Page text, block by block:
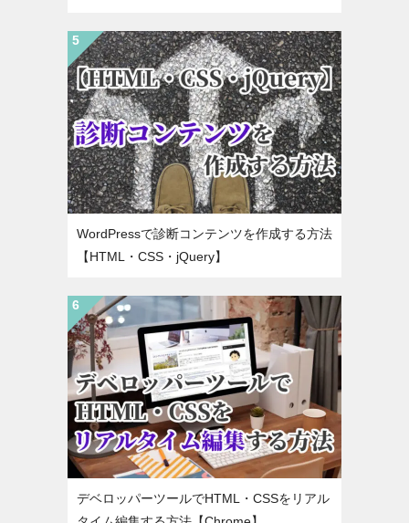
WordPressで診断コンテンツを作成する方法
【HTML・CSS・jQuery】
デベロッパーツールでHTML・CSSをリアル